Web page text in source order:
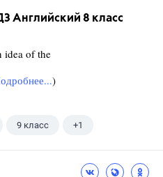
Английский 8 класс
idea of the
)
9 класс +1